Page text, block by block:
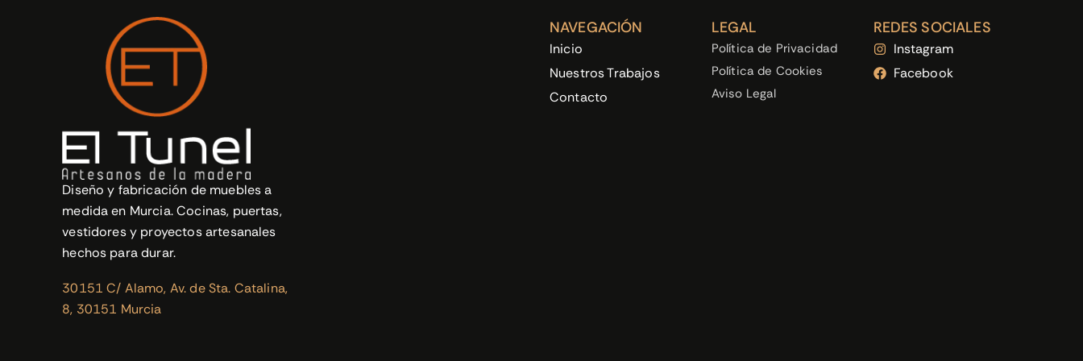
Diseño y fabricación de muebles a
medida en Murcia. Cocinas, puertas,
vestidores y proyectos artesanales
hechos para durar.
30151 C/ Alamo, Av. de Sta. Catalina,
8, 30151 Murcia
NAVEGACIÓN
Inicio
Nuestros Trabajos
Contacto
LEGAL
Política de Privacidad
Política de Cookies
Aviso Legal
REDES SOCIALES
Instagram
Facebook